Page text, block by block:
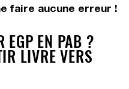
faire aucune erreur !
EGP EN PAB ?
LIVRE VERS